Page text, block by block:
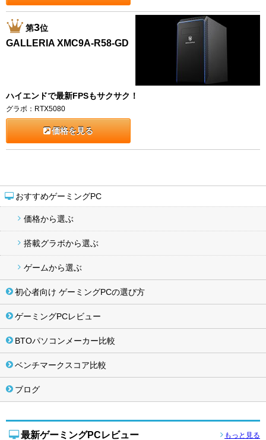
おすすめゲーミングPC
価格から選ぶ
搭載グラボから選ぶ
ゲームから選ぶ
初心者向け ゲーミングPCの選び方
ゲーミングPCレビュー
BTOパソコンメーカー比較
ベンチマークスコア比較
ブログ
最新ゲーミングPCレビュー もっと見る
第3位
GALLERIA XMC9A-R58-GD
ハイエンドで最新FPSもサクサク！
グラボ：RTX5080
価格を見る